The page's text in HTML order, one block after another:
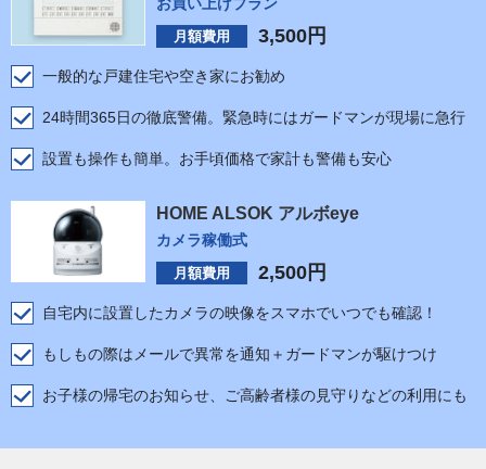
月額費用 3,500 円
一般的な戸建住宅や空き家にお勧め
24時間365日の徹底警備。緊急時にはガードマンが現場に急行
設置も操作も簡単。お手頃価格で家計も警備も安心
HOME ALSOK アルボeye
カメラ稼働式
月額費用 2,500 円
自宅内に設置したカメラの映像をスマホでいつでも確認！
もしもの際はメールで異常を通知＋ガードマンが駆けつけ
お子様の帰宅のお知らせ、ご高齢者様の見守りなどの利用にも